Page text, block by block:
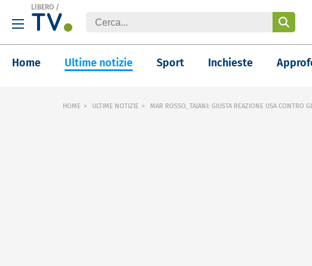
LIBERO /
Home Ultime notizie Sport Inchieste
HOME ULTIME NOTIZIE MAR ROSSO, TAJANI: GIUSTA REAZIONE USA CONTRO